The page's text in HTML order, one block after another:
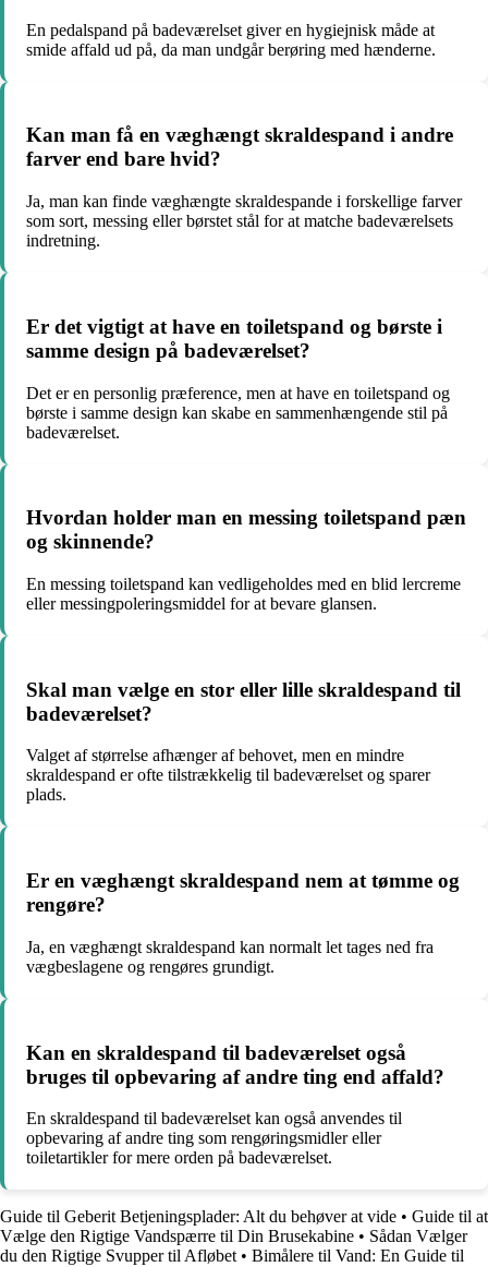
En pedalspand på badeværelset giver en hygiejnisk måde at
smide affald ud på, da man undgår berøring med hænderne.
Kan man få en væghængt skraldespand i andre
farver end bare hvid?
Ja, man kan finde væghængte skraldespande i forskellige farver
som sort, messing eller børstet stål for at matche badeværelsets
indretning.
Er det vigtigt at have en toiletspand og børste i
samme design på badeværelset?
Det er en personlig præference, men at have en toiletspand og
børste i samme design kan skabe en sammenhængende stil på
badeværelset.
Hvordan holder man en messing toiletspand pæn
og skinnende?
En messing toiletspand kan vedligeholdes med en blid lercreme
eller messingpoleringsmiddel for at bevare glansen.
Skal man vælge en stor eller lille skraldespand til
badeværelset?
Valget af størrelse afhænger af behovet, men en mindre
skraldespand er ofte tilstrækkelig til badeværelset og sparer
plads.
Er en væghængt skraldespand nem at tømme og
rengøre?
Ja, en væghængt skraldespand kan normalt let tages ned fra
vægbeslagene og rengøres grundigt.
Kan en skraldespand til badeværelset også
bruges til opbevaring af andre ting end affald?
En skraldespand til badeværelset kan også anvendes til
opbevaring af andre ting som rengøringsmidler eller
toiletartikler for mere orden på badeværelset.
Guide til Geberit Betjeningsplader: Alt du behøver at vide • Guide til at
Vælge den Rigtige Vandspærre til Din Brusekabine • Sådan Vælger
du den Rigtige Svupper til Afløbet • Bimålere til Vand: En Guide til